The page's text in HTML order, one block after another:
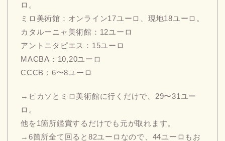
ロ。
ミロ美術館：オンライン17ユーロ、現地18ユーロ。
カタルーニャ美術館：12ユーロ
アントニタピエス：15ユーロ
MACBA：10,20ユーロ
CCCB：6〜8ユーロ
→ピカソとミロ美術館に行くだけで、29〜31ユー
ロ。
他を1箇所鑑賞するだけでも元が取れます。
→6箇所全て回ると82ユーロなので、44ユーロもお